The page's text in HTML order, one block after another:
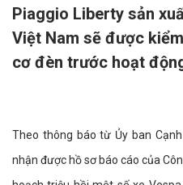
Piaggio Liberty sản
Việt Nam sẽ được
cơ đèn trước hoạt
Theo thông báo từ Ủy ban
nhận được hồ sơ báo cáo của